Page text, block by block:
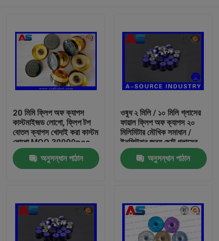
পণ্য
আমাদের সম্পর্কে
20 মিমি ফ্লিপ অফ ক্যাপস
কাস্টমাইজড লোগো, ফ্লিপ টপ
বোতল ক্যাপস খোদাই করা কাস্টম
লোগো MOQ 30000pcs
অনুসন্ধান পাঠান
ওষুধ ২ মিলি / ১০ মিলি গ্লাসের
ফায়াল ফ্লিপ অফ ক্যাপস ২০
মিলিমিটার মৌখিক সমাধান /
ইনফিউশন জন্য ছোট গ্লাসের
বোতল
অনুসন্ধান পাঠান